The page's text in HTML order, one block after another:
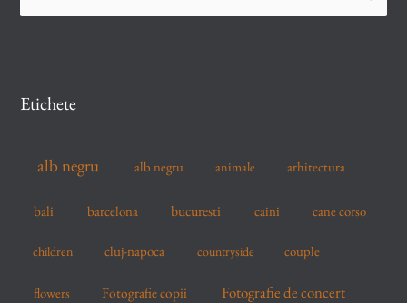
e
h
Etichete
alb negru alb negru animale arhitectura
bali barcelona bucuresti caini cane corso
children cluj-napoca countryside couple
flowers Fotografie copii Fotografie de concert